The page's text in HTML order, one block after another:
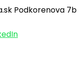
Podkorenova 7b